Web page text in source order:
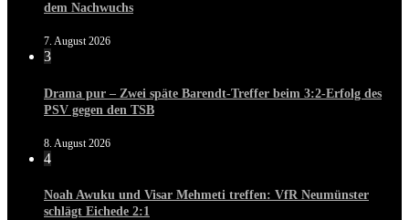
dem Nachwuchs
7. August 2026
3
Drama pur – Zwei späte Barendt-Treffer beim 3:2-Erfolg des
PSV gegen den TSB
8. August 2026
4
Noah Awuku und Visar Mehmeti treffen: VfR Neumünster
schlägt Eichede 2:1